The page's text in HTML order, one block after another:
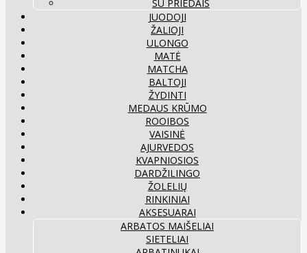
SU PRIEDAIS
JUODOJI
ŽALIOJI
ULONGO
MATĖ
MATCHA
BALTOJI
ŽYDINTI
MEDAUS KRŪMO
ROOIBOS
VAISINĖ
AJURVEDOS
KVAPNIOSIOS
DARDŽILINGO
ŽOLELIŲ
RINKINIAI
AKSESUARAI
ARBATOS MAIŠELIAI
SIETELIAI